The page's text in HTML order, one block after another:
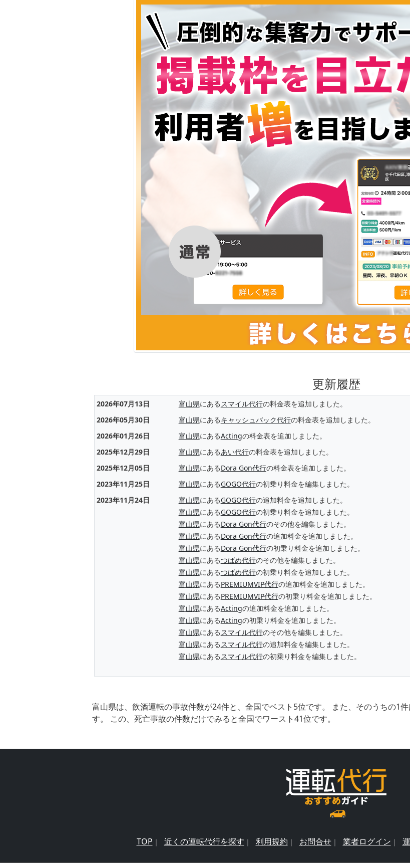
更新履歴
2026年07月13日 富山県にあるスマイル代行の料金表を追加しました。
2026年05月30日
富山県にあるキャッシュバック代行の料金表を追加しました。
2026年01月26日
富山県にあるActingの料金表を追加しました。
2025年12月29日
富山県にあるあい代行の料金表を追加しました。
2025年12月05日
富山県にあるDora Gon代行の料金表を追加しました。
2023年11月25日
富山県にあるGOGO代行の初乗り料金を編集しました。
2023年11月24日
富山県にあるGOGO代行の追加料金を追加しました。
富山県にあるGOGO代行の初乗り料金を追加しました。
富山県にあるDora Gon代行のその他を編集しました。
富山県にあるDora Gon代行の追加料金を追加しました。
富山県にあるDora Gon代行の初乗り料金を追加しました。
富山県にあるつばめ代行のその他を編集しました。
富山県にあるつばめ代行の初乗り料金を追加しました。
富山県にあるPREMIUMVIP代行の追加料金を追加しました。
富山県にあるPREMIUMVIP代行の初乗り料金を追加しました。
富山県にあるActingの追加料金を追加しました。
富山県にあるActingの初乗り料金を追加しました。
富山県にあるスマイル代行のその他を編集しました。
富山県にあるスマイル代行の追加料金を編集しました。
富山県にあるスマイル代行の初乗り料金を編集しました。
富山県は、飲酒運転の事故件数が24件と、全国でベスト5位です。 また、そのうちの1
す。 この、死亡事故の件数だけでみると全国でワースト41位です。
TOP 近くの運転代行を探す 利用規約 お問合せ 業者ログイン